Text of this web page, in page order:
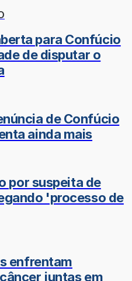
para Confúcio
de disputar o
de Confúcio
ainda mais
por suspeita de
'processo de
enfrentam
juntas em